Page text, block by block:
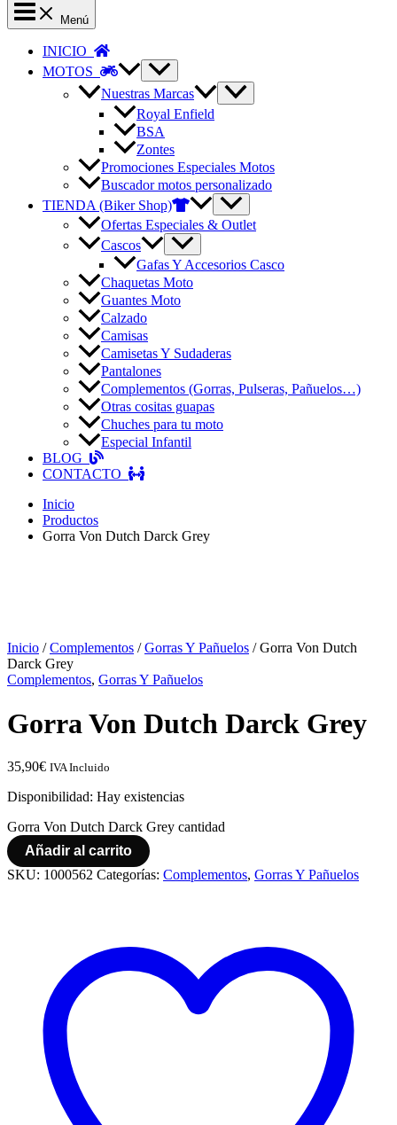
Menú
INICIO
MOTOS
Nuestras Marcas
Royal Enfield
BSA
Zontes
Promociones Especiales Motos
Buscador motos personalizado
TIENDA (Biker Shop)
Ofertas Especiales & Outlet
Cascos
Gafas Y Accesorios Casco
Chaquetas Moto
Guantes Moto
Calzado
Camisas
Camisetas Y Sudaderas
Pantalones
Complementos (Gorras, Pulseras, Pañuelos…)
Otras cositas guapas
Chuches para tu moto
Especial Infantil
BLOG
CONTACTO
Inicio
Productos
Gorra Von Dutch Darck Grey
Inicio /Complementos /Gorras Y Pañuelos / Gorra Von Dutch
Darck Grey
Complementos, Gorras Y Pañuelos
Gorra Von Dutch Darck Grey
35,90€ IVA Incluido
Disponibilidad: Hay existencias
Gorra Von Dutch Darck Grey cantidad
Añadir al carrito
SKU: 1000562 Categorías: Complementos, Gorras Y Pañuelos